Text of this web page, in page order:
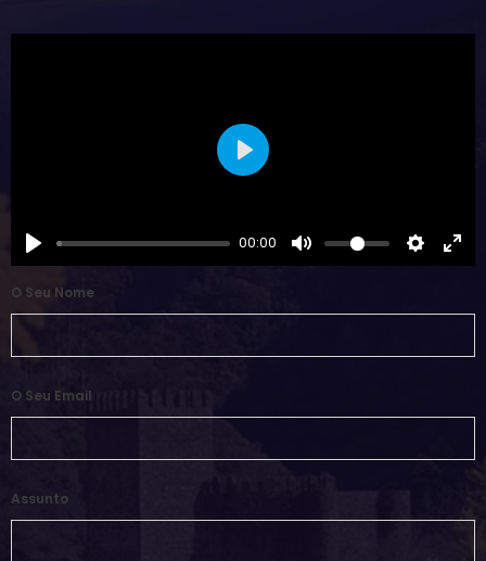
00:00
Play
O Seu Nome
O Seu Email
Assunto